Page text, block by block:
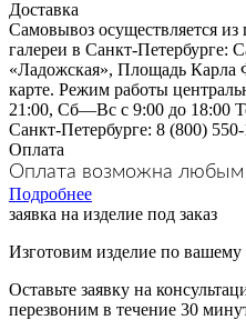
Доставка
Самовывоз осуществляется
галереи в Санкт-Петербурге:
«Ладожская», Площадь Карла
карте. Режим работы
21:00, Сб—Вс с 9:00 до 18:00
Санкт-Петербурге: 8 (800)
Оплата
Оплата возможна
Подробнее
заявка на изделие под заказ
Изготовим изделие по вашему
Оставьте заявку на
перезвоним в течение 30